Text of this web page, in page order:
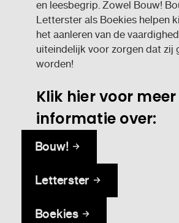
en leesbegrip. Zowel Bouw!
Letterster als Boekies helpen
het aanleren van de
uiteindelijk voor zorgen dat zij
worden!
Klik hier voor meer
informatie over:
Bouw!
Letterster
Boekies